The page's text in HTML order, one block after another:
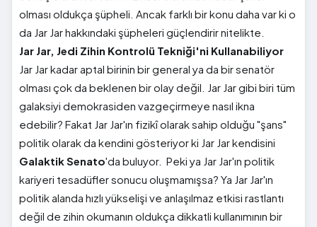
olması oldukça şüpheli. Ancak farklı bir konu daha var ki o
da Jar Jar hakkındaki şüpheleri güçlendirir nitelikte.
Jar Jar, Jedi Zihin Kontrolü Tekniği'ni Kullanabiliyor
Jar Jar kadar aptal birinin bir general ya da bir senatör
olması çok da beklenen bir olay değil. Jar Jar gibi biri tüm
galaksiyi demokrasiden vazgeçirmeye nasıl ikna
edebilir? Fakat Jar Jar'ın fizikî olarak sahip olduğu "şans"
politik olarak da kendini gösteriyor ki Jar Jar kendisini
Galaktik Senato'da buluyor. Peki ya Jar Jar'ın politik
kariyeri tesadüfler sonucu oluşmamışsa? Ya Jar Jar'ın
politik alanda hızlı yükselişi ve anlaşılmaz etkisi rastlantı
değil de zihin okumanın oldukça dikkatli kullanımının bir